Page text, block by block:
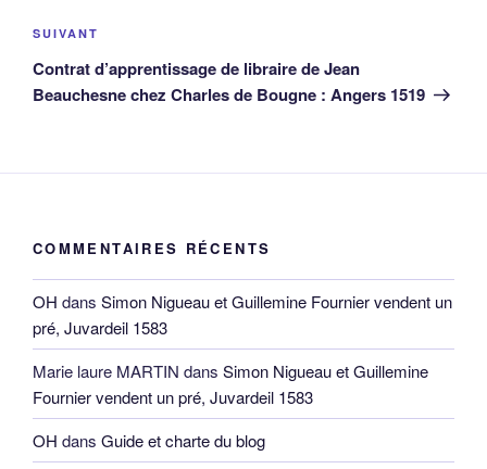
Article
suivant
SUIVANT
Contrat d’apprentissage de libraire de Jean
Beauchesne chez Charles de Bougne : Angers 1519
COMMENTAIRES RÉCENTS
OH dans Simon Nigueau et Guillemine Fournier vendent un
pré, Juvardeil 1583
Marie laure MARTIN dans Simon Nigueau et Guillemine
Fournier vendent un pré, Juvardeil 1583
OH dans Guide et charte du blog